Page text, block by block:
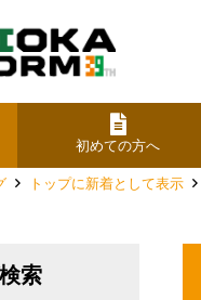
初めての方へ
トップに新着として表示
索